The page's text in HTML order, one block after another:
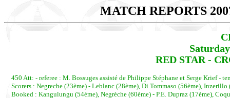
MATCH REPORTS
RED STAR -
450 Att: - referee : M. Bossuges assisté de Philippe Stéphane et Serge Krief -
Scorers : Negreche (23ème) - Leblanc (28ème), Di Tommaso (56ème), Inzerillo
Booked : Kangulungu (54ème), Negrèche (60ème) - P.E. Dupraz (17ème),